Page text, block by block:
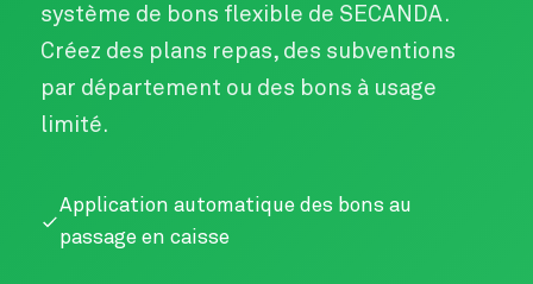
système de bons flexible de SECANDA.
Créez des plans repas, des subventions
par département ou des bons à usage
limité.
Application automatique des bons au
passage en caisse